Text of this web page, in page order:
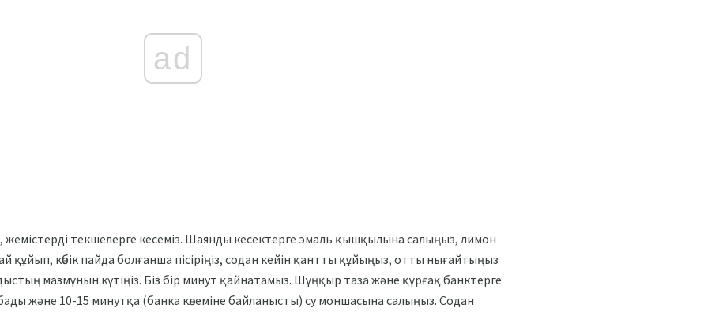
ad
текшелерге кесеміз. Шаянды кесектерге эмаль қышқылына салыңыз, лимон
көбік пайда болғанша пісіріңіз, содан кейін қантты құйыңыз, отты нығайтыңыз
мазмұнын күтіңіз. Біз бір минут қайнатамыз. Шұңқыр таза және құрғақ банктерге
және 10-15 минутқа (банка көлеміне байланысты) су моншасына салыңыз. Содан